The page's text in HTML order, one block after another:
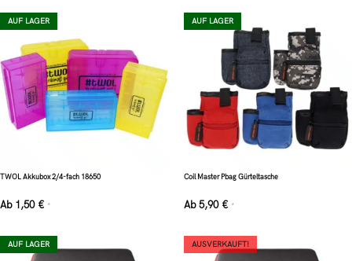
AUF LAGER
TWOL Akkubox 2/4-fach 18650
Ab 1,50 € *
AUF LAGER
Coil Master Pbag Gürteltasche
Ab5,90 € *
AUF LAGER AUSVERKAUFT!